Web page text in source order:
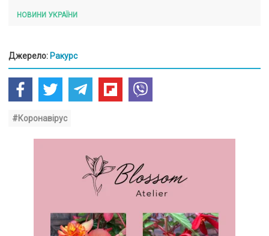
НОВИНИ УКРАЇНИ
Джерело: Ракурс
#Коронавірус